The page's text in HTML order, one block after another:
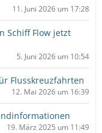
11. Juni 2026 um 17:28
Schiff Flow jetzt
5. Juni 2026 um 10:54
Flusskreuzfahrten
12. Mai 2026 um 16:39
19. März 2025 um 11:49